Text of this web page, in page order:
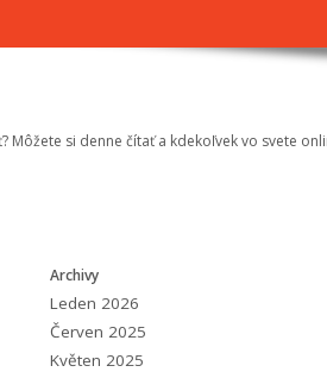
si denne čítať a kdekoľvek vo svete
Archivy
Leden 2026
Červen 2025
Květen 2025